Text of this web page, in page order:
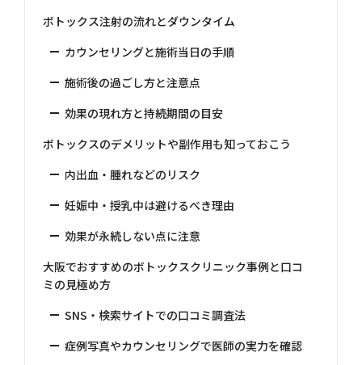
ボトックス注射の流れとダウンタイム
カウンセリングと施術当日の手順
施術後の過ごし方と注意点
効果の現れ方と持続期間の目安
ボトックスのデメリットや副作用も知っておこう
内出血・腫れなどのリスク
妊娠中・授乳中は避けるべき理由
効果が永続しない点に注意
大阪でおすすめのボトックスクリニック事例と口コ
ミの見極め方
SNS・検索サイトでの口コミ調査法
症例写真やカウンセリングで医師の実力を確認